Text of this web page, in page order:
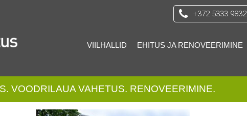
+372 5333 9832
VIILHALLID EHITUS JA RENOVEERIMINE
VOODRILAUA VAHETUS. RENOVEERIMINE.